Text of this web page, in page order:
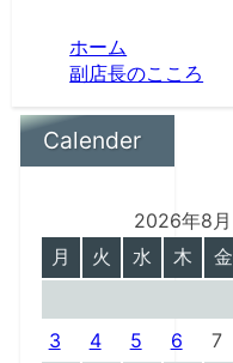
ホーム
副店長のこころ
Calender
2026年8月
月
火 水 木 金
3
4 5 6 7